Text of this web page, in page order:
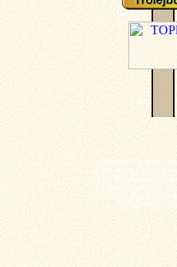
Plzeňské tramvaje -
zajímavosti z plzeňského
popisy typů vozů a
fotografií plzeňských
výluky, vykolejení či
z plzeňské MHD).